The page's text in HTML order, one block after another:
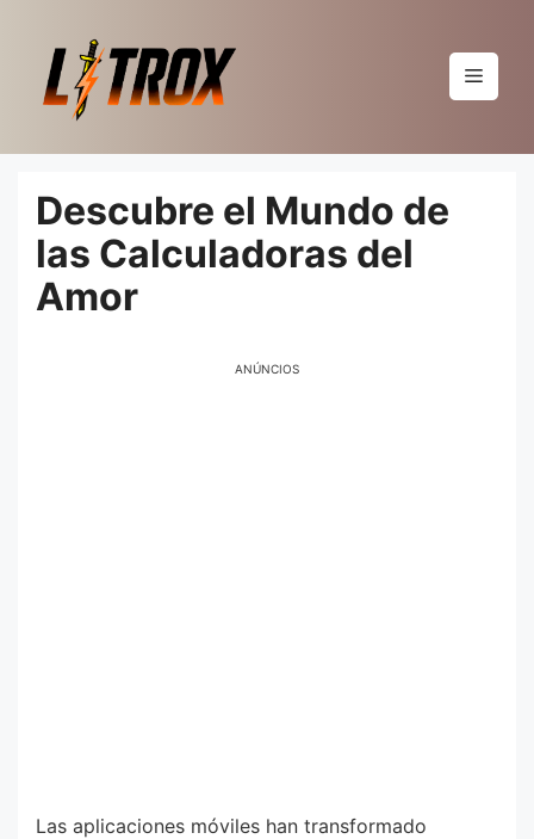
conteúdo
Menu
Descubre el Mundo de
las Calculadoras del
Amor
ANÚNCIOS
Las aplicaciones móviles han transformado